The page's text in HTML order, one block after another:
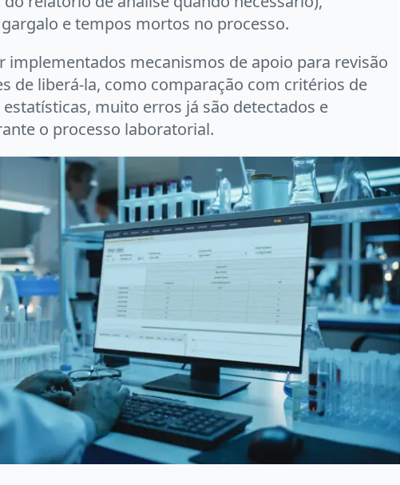
e tempos mortos no processo.
implementados mecanismos de apoio para revisão
de liberá-la, como comparação com critérios de
estatísticas, muito erros já são detectados e
o processo laboratorial.